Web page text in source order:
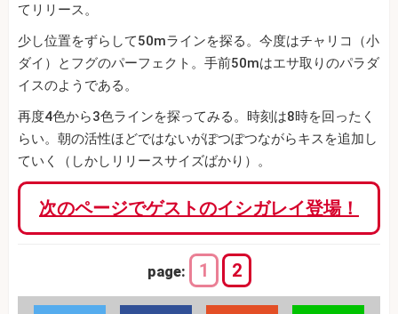
てリリース。
少し位置をずらして50mラインを探る。今度はチャリコ（小
ダイ）とフグのパーフェクト。手前50mはエサ取りのパラダ
イスのようである。
再度4色から3色ラインを探ってみる。時刻は8時を回ったく
らい。朝の活性ほどではないがぽつぽつながらキスを追加し
ていく（しかしリリースサイズばかり）。
次のページでゲストのイシガレイ登場！
page: 1 2